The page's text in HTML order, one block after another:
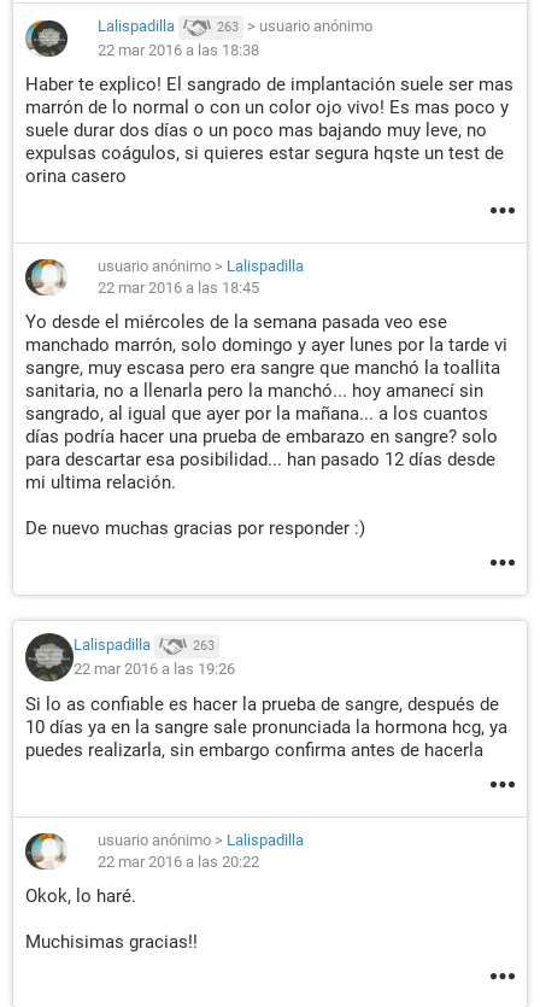
Lalispadilla 263 > usuario anónimo
22 mar 2016 a las 18:38
Haber te explico! El sangrado de implantación suele ser mas
marrón de lo normal o con un color ojo vivo! Es mas poco y
suele durar dos días o un poco mas bajando muy leve, no
expulsas coágulos, si quieres estar segura hqste un test de
orina casero
usuario anónimo > Lalispadilla
22 mar 2016 a las 18:45
Yo desde el miércoles de la semana pasada veo ese
manchado marrón, solo domingo y ayer lunes por la tarde vi
sangre, muy escasa pero era sangre que manchó la toallita
sanitaria, no a llenarla pero la manchó... hoy amanecí sin
sangrado, al igual que ayer por la mañana... a los cuantos
días podría hacer una prueba de embarazo en sangre? solo
para descartar esa posibilidad... han pasado 12 días desde
mi ultima relación.
De nuevo muchas gracias por responder :)
Lalispadilla 263
22 mar 2016 a las 19:26
Si lo as confiable es hacer la prueba de sangre, después de
10 días ya en la sangre sale pronunciada la hormona hcg, ya
puedes realizarla, sin embargo confirma antes de hacerla
usuario anónimo > Lalispadilla
22 mar 2016 a las 20:22
Okok, lo haré.
Muchisimas gracias!!